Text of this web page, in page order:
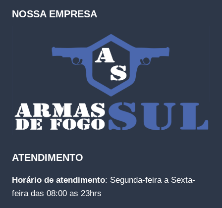
NOSSA EMPRESA
ATENDIMENTO
Horário de atendimento: Segunda-feira a Sexta-
feira das 08:00 as 23hrs